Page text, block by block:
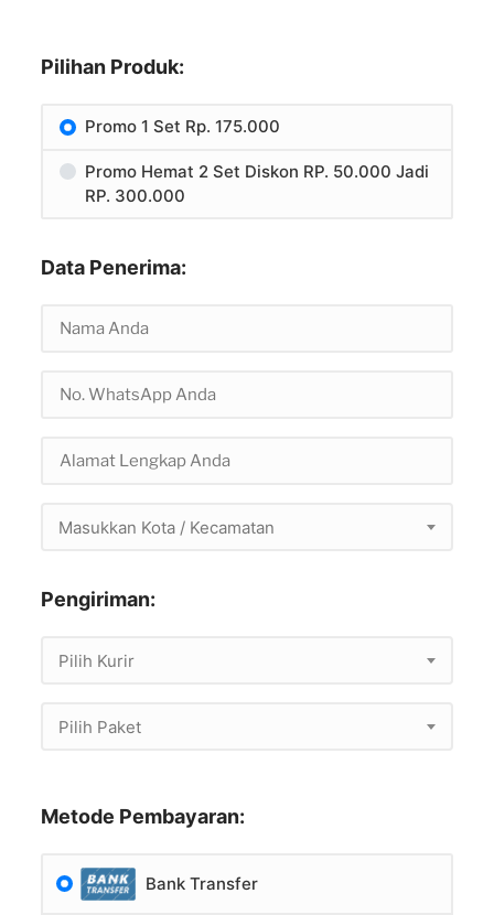
Pilihan Produk:
Promo 1 Set Rp. 175.000
Promo Hemat 2 Set Diskon RP. 50.000 Jadi
RP. 300.000
Data Penerima:
Masukkan Kota / Kecamatan
Pengiriman:
Pilih Kurir
Pilih Paket
Metode Pembayaran:
Bank Transfer